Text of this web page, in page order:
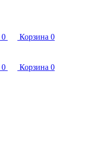
0 Корзина 0
0 Корзина 0